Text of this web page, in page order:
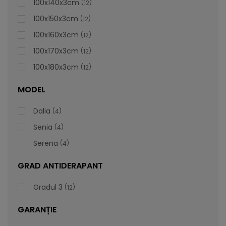
Cădiță De Duș Dalia, Gri, Cu Sifon Inclus
100x140x3cm 12
100x150x3cm 12
100x160x3cm 12
100x170x3cm 12
100x180x3cm 12
MODEL
Dalia 4
Senia 4
Serena 4
GRAD ANTIDERAPANT
Gradul 3 12
GARANȚIE